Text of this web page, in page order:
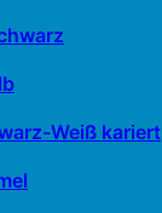
Weiß kariert